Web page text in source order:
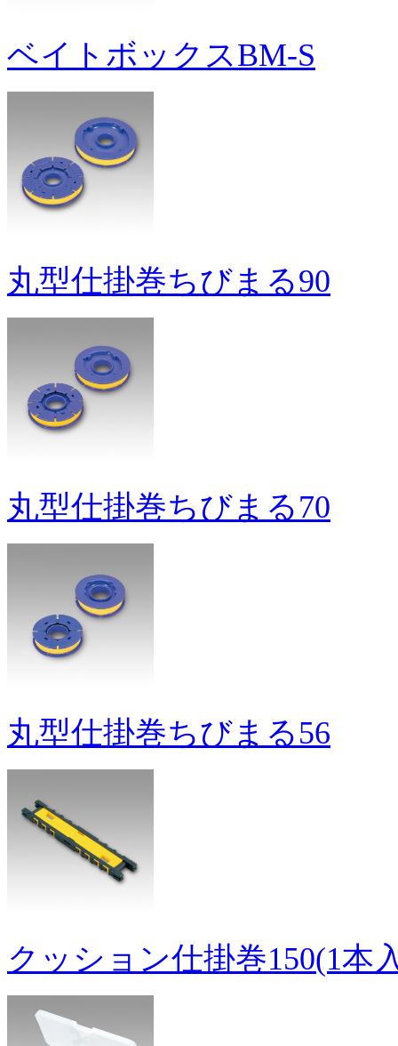
ベイトボックスBM-S
丸型仕掛巻ちびまる90
丸型仕掛巻ちびまる70
丸型仕掛巻ちびまる56
クッション仕掛巻150(1本